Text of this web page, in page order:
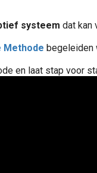
systeem dat kan
Methode begeleiden
en laat stap voor